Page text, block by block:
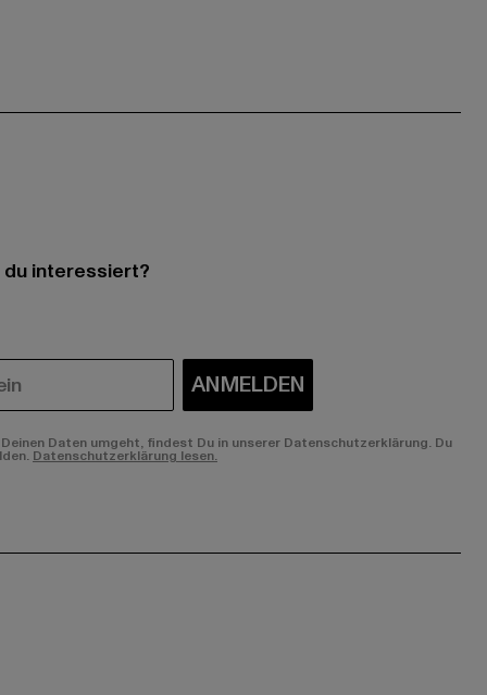
interessiert?
ANMELDEN
Daten umgeht, findest Du in unserer Datenschutzerklärung. Du
Datenschutzerklärung lesen.